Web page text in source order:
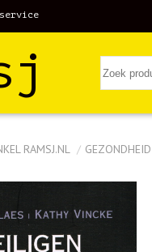
RAMSJ.NL / GEZONDHEID